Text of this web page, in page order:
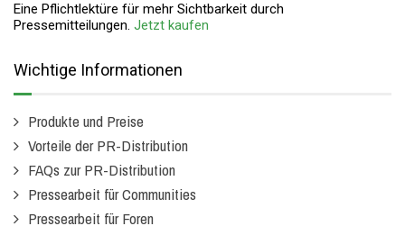
Eine Pflichtlektüre für mehr Sichtbarkeit durch
Pressemitteilungen. Jetzt kaufen
Wichtige Informationen
Produkte und Preise
Vorteile der PR-Distribution
FAQs zur PR-Distribution
Pressearbeit für Communities
Pressearbeit für Foren